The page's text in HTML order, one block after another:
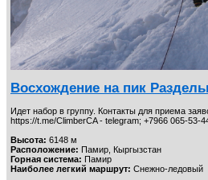
Треки Кыргызстан
Туры, треккинг и экспедиции в
Восхождение на пик
Идет набор в группу. Контакты для приема
https://t.me/ClimberCA - telegram; +7966 065-53-
Высота: 6148 м
Расположение: Памир, Кыргызстан
Горная система: Памир
Наиболее легкий маршрут: Снежно-ледовый